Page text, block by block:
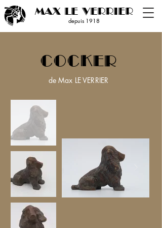
MAX LE VERRIER
depuis 1918
COCKER
de Max LE VERRIER